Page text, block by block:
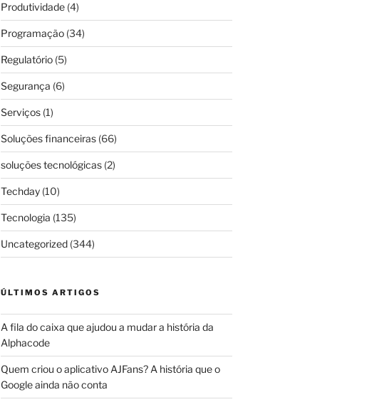
Produtividade(4)
Programação(34)
Regulatório(5)
Segurança (6)
Serviços(1)
Soluções financeiras(66)
soluções tecnológicas(2)
Techday(10)
Tecnologia (135)
Uncategorized(344)
ÚLTIMOS ARTIGOS
A fila do caixa que ajudou a mudar a história da
Alphacode
Quem criou o aplicativo AJFans? A história que o
Google ainda não conta